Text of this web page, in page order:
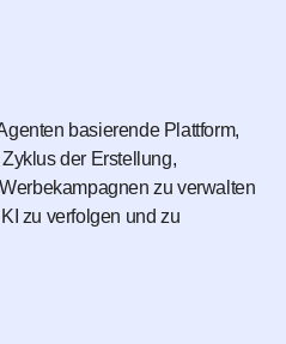
basierende Plattform,
der Erstellung,
zu verwalten
zu verfolgen und zu